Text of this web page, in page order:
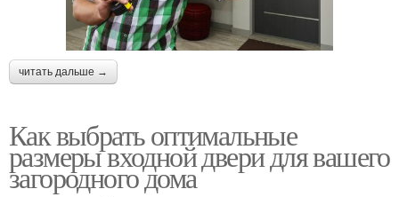
читать дальше →
Как выбрать оптимальные
размеры входной двери для вашего
загородного дома